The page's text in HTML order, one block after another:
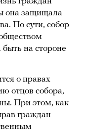
она защищала
По сути, собор
на стороне
о правах
отцов собора,
При этом, как
граждан